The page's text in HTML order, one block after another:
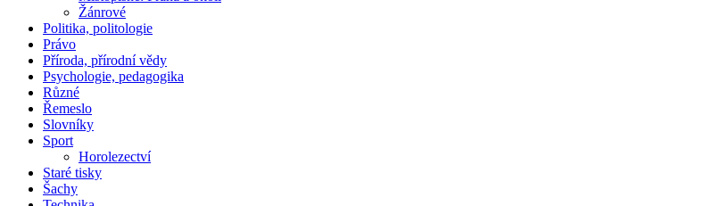
Žánrové
Politika, politologie
Právo
Příroda, přírodní vědy
Psychologie, pedagogika
Různé
Řemeslo
Slovníky
Sport
Horolezectví
Staré tisky
Šachy